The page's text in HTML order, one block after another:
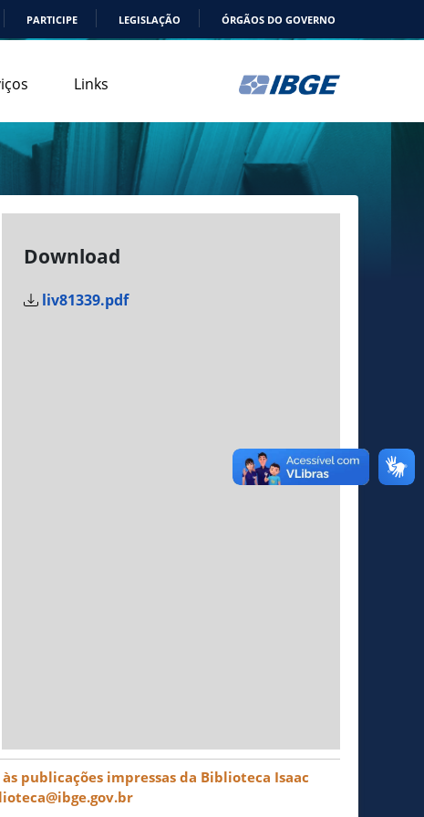
PARTICIPE LEGISLAÇÃO ÓRGÃOS DO GOVERNO
Links
Download
liv81339.pdf
publicações impressas da Biblioteca Isaac